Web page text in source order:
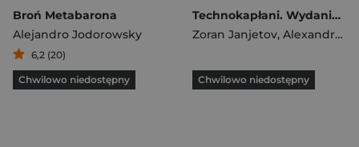
Broń Metabarona
Alejandro Jodorowsky
6,2 (20)
Chwilowo niedostępny
Technokapłani. Wydanie zbiorcze T.1-4
Zoran Janjetov, Alexandro Jodorowsky
Chwilowo niedostępny